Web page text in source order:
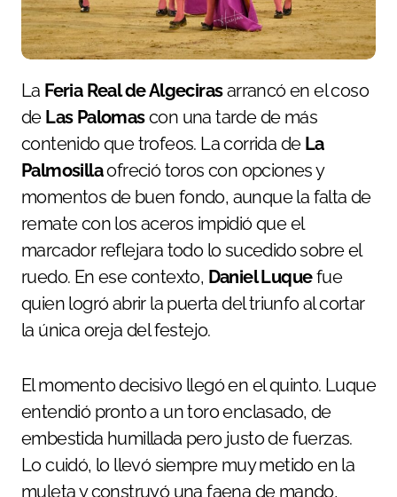
La Feria Real de Algecirasarrancó en el coso
de Las Palomascon una tarde de más
contenido que trofeos. La corrida de La
Palmosillaofreció toros con opciones y
momentos de buen fondo, aunque la falta de
remate con los aceros impidió que el
marcador reflejara todo lo sucedido sobre el
ruedo. En ese contexto, Daniel Luquefue
quien logró abrir la puerta del triunfo al cortar
la única oreja del festejo.
El momento decisivo llegó en el quinto. Luque
entendió pronto a un toro enclasado, de
embestida humillada pero justo de fuerzas.
Lo cuidó, lo llevó siempre muy metido en la
muleta y construyó una faena de mando,